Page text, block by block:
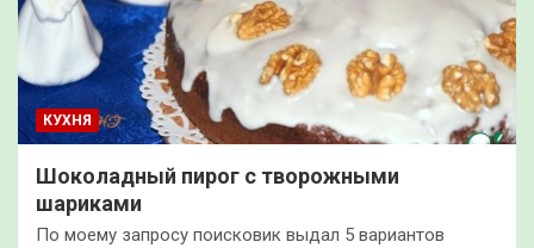
КУХНЯ
Шоколадный пирог с творожными
шариками
По моему запросу поисковик выдал 5 вариантов